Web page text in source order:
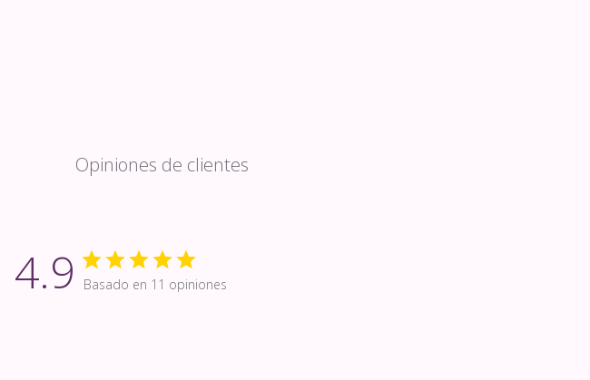
Opiniones de clientes
4.9 Basado en 11 opiniones